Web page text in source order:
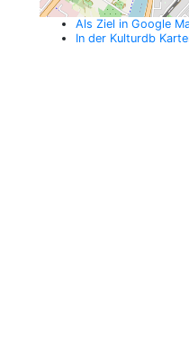
Als Ziel in Google
In der Kulturdb